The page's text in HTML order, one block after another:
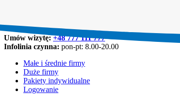
Umów wizytę:+48 777 111 777
Infolinia czynna: pon-pt: 8.00-20.00
Małe i średnie firmy
Duże firmy
Pakiety indywidualne
Logowanie